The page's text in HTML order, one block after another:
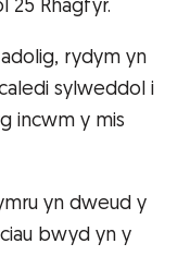
25 Rhagfyr.
rydym yn
sylweddol i
incwm y mis
yn dweud y
bwyd yn y